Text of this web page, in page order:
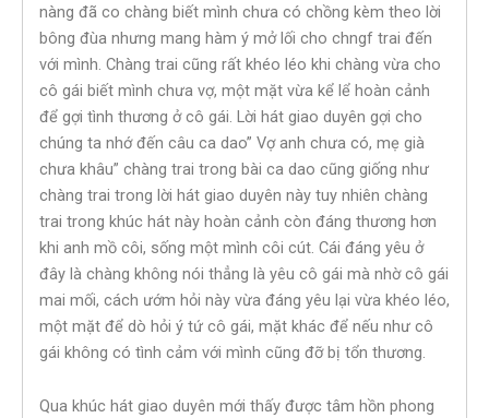
nàng đã co chàng biết mình chưa có chồng kèm theo lời
bông đùa nhưng mang hàm ý mở lối cho chngf trai đến
với mình. Chàng trai cũng rất khéo léo khi chàng vừa cho
cô gái biết mình chưa vợ, một mặt vừa kể lể hoàn cảnh
để gợi tình thương ở cô gái. Lời hát giao duyên gợi cho
chúng ta nhớ đến câu ca dao” Vợ anh chưa có, mẹ già
chưa khâu” chàng trai trong bài ca dao cũng giống như
chàng trai trong lời hát giao duyên này tuy nhiên chàng
trai trong khúc hát này hoàn cảnh còn đáng thương hơn
khi anh mồ côi, sống một mình côi cút. Cái đáng yêu ở
đây là chàng không nói thẳng là yêu cô gái mà nhờ cô gái
mai mối, cách ướm hỏi này vừa đáng yêu lại vừa khéo léo,
một mặt để dò hỏi ý tứ cô gái, mặt khác để nếu như cô
gái không có tình cảm với mình cũng đỡ bị tổn thương.
Qua khúc hát giao duyên mới thấy được tâm hồn phong